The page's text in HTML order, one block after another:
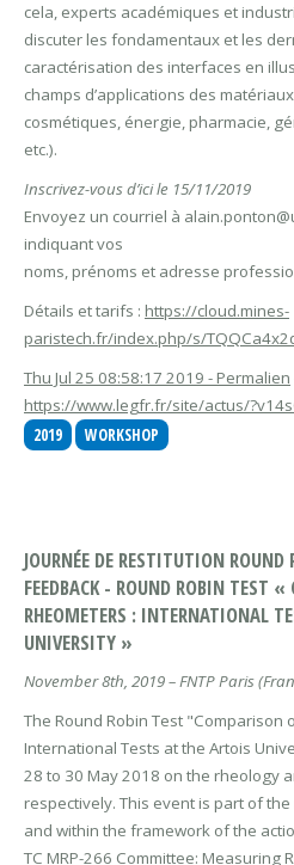
cela, experts académiques et
discuter les fondamentaux et les
caractérisation des interfaces en
champs d’applications des
cosmétiques, énergie, pharmacie,
etc.).
Inscrivez-vous d’ici le 15/11/2019
Envoyez un courriel à
indiquant vos
noms, prénoms et adresse
Détails et tarifs : https://cloud.mines-
paristech.fr/index.php/s/
Thu Jul 25 08:58:17 2019 - Permalien
https://www.legfr.fr/site/actus/
2019
WORKSHOP
JOURNÉE DE RESTITUTION
FEEDBACK - ROUND ROBIN TEST «
RHEOMETERS : INTERNATIONAL
UNIVERSITY »
November 8th, 2019 – FNTP Paris
The Round Robin Test "Comparison
International Tests at the Artois
28 to 30 May 2018 on the rheology
respectively. This event is part of
and within the framework of the
TC MRP-266 Committee: Measuring